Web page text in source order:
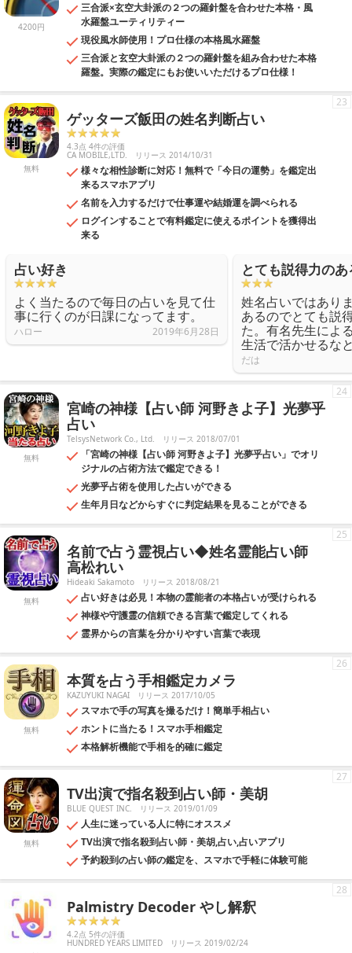
4200円
三合派×玄空大卦派の２つの羅針盤を合わせた本格・風
水羅盤ユーティリティー
現役風水師使用！プロ仕様の本格風水羅盤
三合派と玄空大卦派の２つの羅針盤を組み合わせた本格
羅盤。実際の鑑定にもお使いいただけるプロ仕様！
無料
ゲッターズ飯田の姓名判断占い
4.3点 4件の評価
CA MOBILE,LTD. リリース 2014/10/31
様々な相性診断に対応！無料で「今日の運勢」を鑑定出
来るスマホアプリ
名前を入力するだけで仕事運や結婚運を調べられる
ログインすることで有料鑑定に使えるポイントを獲得出
来る
23
占い好き
よく当たるので毎日の占いを見て仕
事に行くのが日課になってます。
ハロー 2019年6月28日
とても説得力の
姓名占いではあり
あるのでとても説
た。有名先生によ
生活で活かせるな
だは
無料
宮崎の神様【占い師 河野きよ子】光夢乎
占い
TelsysNetwork Co., Ltd. リリース 2018/07/01
「宮崎の神様【占い師 河野きよ子】光夢乎占い」でオリ
ジナルの占術方法で鑑定できる！
光夢乎占術を使用した占いができる
生年月日などからすぐに判定結果を見ることができる
24
無料
名前で占う霊視占い◆姓名霊能占い師
高松れい
Hideaki Sakamoto リリース 2018/08/21
占い好きは必見！本物の霊能者の本格占いが受けられる
神様や守護霊の信頼できる言葉で鑑定してくれる
霊界からの言葉を分かりやすい言葉で表現
25
無料
本質を占う手相鑑定カメラ
KAZUYUKI NAGAI リリース 2017/10/05
スマホで手の写真を撮るだけ！簡単手相占い
ホントに当たる！スマホ手相鑑定
本格解析機能で手相を的確に鑑定
26
無料
TV出演で指名殺到占い師・美胡
BLUE QUEST INC. リリース 2019/01/09
人生に迷っている人に特にオススメ
TV出演で指名殺到占い師・美胡,占い,占いアプリ
予約殺到の占い師の鑑定を、スマホで手軽に体験可能
27
Palmistry Decoder やし解釈
4.2点 5件の評価
HUNDRED YEARS LIMITED リリース 2019/02/24
28